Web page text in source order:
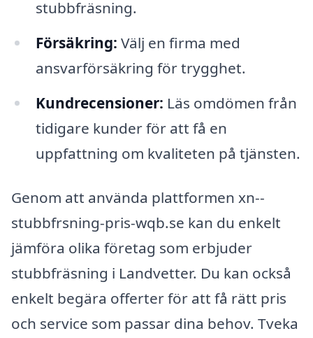
stubbfräsning.
Försäkring: Välj en firma med
ansvarförsäkring för trygghet.
Kundrecensioner: Läs omdömen från
tidigare kunder för att få en
uppfattning om kvaliteten på tjänsten.
Genom att använda plattformen xn--
stubbfrsning-pris-wqb.se kan du enkelt
jämföra olika företag som erbjuder
stubbfräsning i Landvetter. Du kan också
enkelt begära offerter för att få rätt pris
och service som passar dina behov. Tveka